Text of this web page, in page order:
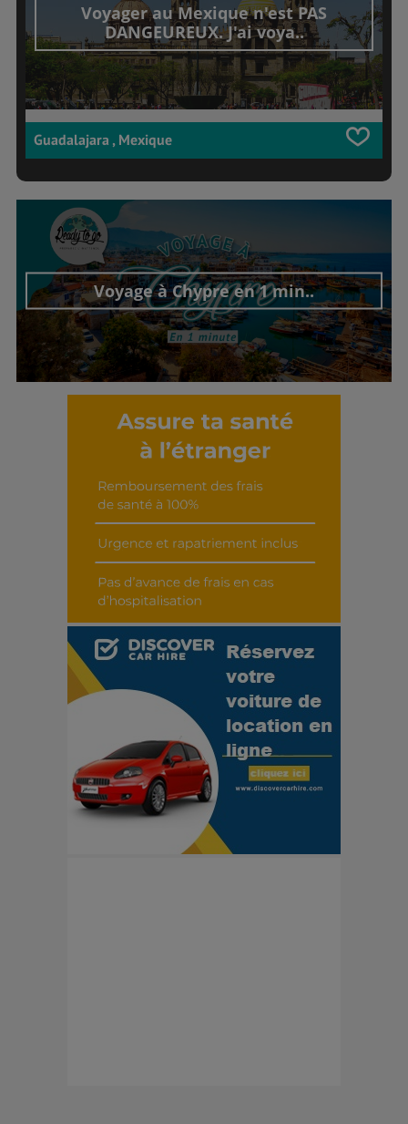
Voyager au Mexique n'est PAS
DANGEUREUX. J'ai voya..
Guadalajara , Mexique
Voyage à Chypre en 1 min..
Découvrir cet interview